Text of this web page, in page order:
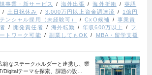
事業・新サービス 海外出張 海外折衝
英語
土日祝休み 3,000万円以上資金調達済
1億円
ンシャル採用（未経験可） CxO候補
事業責
開発責任者 海外転勤 年収600万以上
フ
トワーク可能 副業してもOK
MBA・留学支援
範なステークホルダーと連携し、業
Digitalテーマを探索、課題の設…